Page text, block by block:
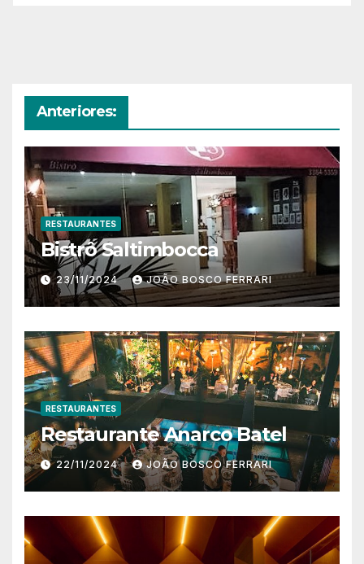
Anteriores:
RESTAURANTES
Bistrô Saltimbocca
23/11/2024 JOÃO BOSCO FERRARI
RESTAURANTES
Restaurante Anarco Batel
22/11/2024 JOÃO BOSCO FERRARI